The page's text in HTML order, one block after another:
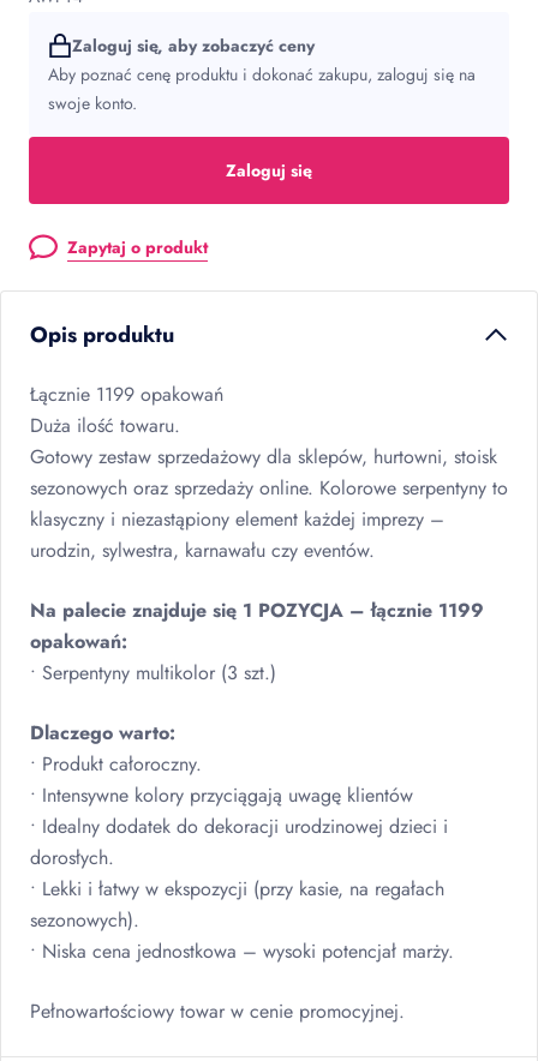
Zaloguj się, aby zobaczyć ceny
Aby poznać cenę produktu i dokonać zakupu, zaloguj się na
swoje konto.
Zaloguj się
Zapytaj o produkt
Opis produktu
Łącznie 1199 opakowań
Duża ilość towaru.
Gotowy zestaw sprzedażowy dla sklepów, hurtowni, stoisk
sezonowych oraz sprzedaży online. Kolorowe serpentyny to
klasyczny i niezastąpiony element każdej imprezy –
urodzin, sylwestra, karnawału czy eventów.
Na palecie znajduje się 1 POZYCJA – łącznie 1199
opakowań:
• Serpentyny multikolor (3 szt.)
Dlaczego warto:
• Produkt całoroczny.
• Intensywne kolory przyciągają uwagę klientów
• Idealny dodatek do dekoracji urodzinowej dzieci i
dorosłych.
• Lekki i łatwy w ekspozycji (przy kasie, na regałach
sezonowych).
• Niska cena jednostkowa – wysoki potencjał marży.
Pełnowartościowy towar w cenie promocyjnej.